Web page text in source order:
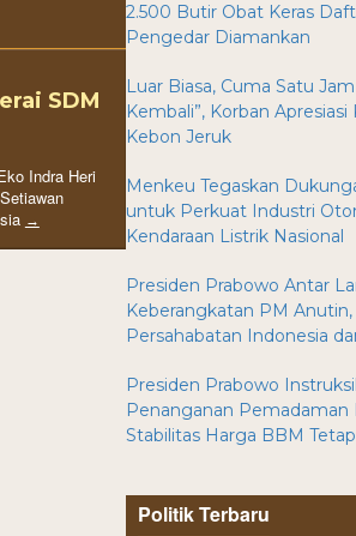
SDM
Indra Heri
2.500 Butir Obat Keras
Pengedar Diamankan
Luar Biasa, Cuma Satu
Kembali”, Korban
Kebon Jeruk
Menkeu Tegaskan
untuk Perkuat Industri
Kendaraan Listrik Nasional
Presiden Prabowo Antar
Keberangkatan PM
Persahabatan Indonesia
Presiden Prabowo
Penanganan Pemadaman
Stabilitas Harga BBM
Politik Terbaru